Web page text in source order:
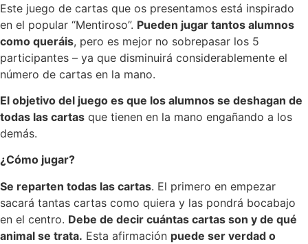
Este juego de cartas que os presentamos está inspirado
en el popular “Mentiroso”. Pueden jugar tantos alumnos
como queráis, pero es mejor no sobrepasar los 5
participantes – ya que disminuirá considerablemente el
número de cartas en la mano.
El objetivo del juego es que los alumnos se deshagan de
todas las cartas que tienen en la mano engañando a los
demás.
¿Cómo jugar?
Se reparten todas las cartas. El primero en empezar
sacará tantas cartas como quiera y las pondrá bocabajo
en el centro. Debe de decir cuántas cartas son y de qué
animal se trata. Esta afirmación puede ser verdad o